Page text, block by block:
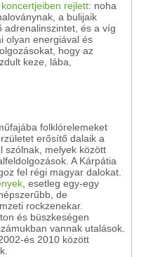
rejlett: noha
a bulijaik
adrenalinszintet, és a víg
olyan energiával és
hogy az
keze, lába,
folklórelemeket
erősítő dalaik a
szólnak, melyek között
A Kárpátia
fel régi magyar dalokat.
, esetleg egy-egy
de
rockzenekar.
és büszkeségen
vannak utalások.
és 2010 között